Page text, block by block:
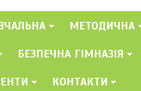
МЕТОДИЧНА
БЕЗПЕЧНА ГІМНАЗІЯ
КОНТАКТИ